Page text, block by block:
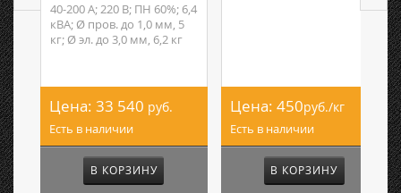
40-200 А; 220 В; ПН 60%; 6,4
кВА; Ø пров. до 1,0 мм, 5
кг; Ø эл. до 3,0 мм, 6,2 кг
Цена: 33 540 руб.
Есть в наличии
В КОРЗИНУ
Цена: 450руб./кг
Есть в наличии
В КОРЗИНУ